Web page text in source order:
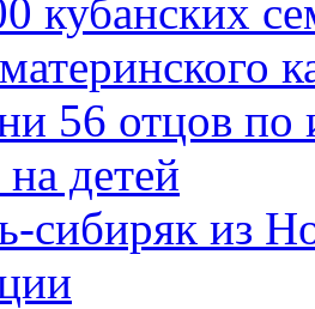
кубанских
56 отцов по
детей
сибиряк из